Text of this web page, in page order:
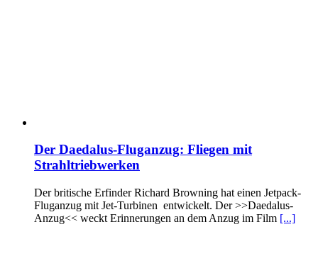
Der Daedalus-Fluganzug: Fliegen mit
Strahltriebwerken
Der britische Erfinder Richard Browning hat einen Jetpack-
Fluganzug mit Jet-Turbinen entwickelt. Der >>Daedalus-
Anzug<< weckt Erinnerungen an dem Anzug im Film [...]